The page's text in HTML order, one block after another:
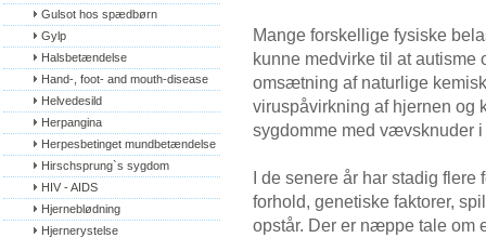
Gulsot hos spædbørn
Gylp
Halsbetændelse
Hand-, foot- and mouth-disease
Helvedesild
Herpangina
Herpesbetinget mundbetændelse
Hirschsprung`s sygdom
HIV - AIDS
Hjerneblødning
Hjernerystelse
Mange forskellige fysiske
kunne medvirke til at autisme
omsætning af naturlige
viruspåvirkning af hjernen og
sygdomme med vævsknuder
I de senere år har stadig
forhold, genetiske faktorer,
opstår. Der er næppe tale om